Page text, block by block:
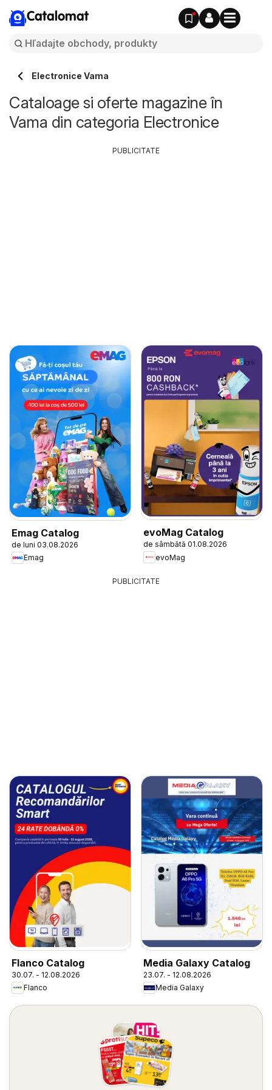
Catalomat
Electronice Vama
Cataloage si oferte magazine în
Vama din categoria Electronice
Emag Catalog
de luni 03.08.2026
Emag
evoMag Catalog
de sâmbătă 01.08.2026
evoMag
PUBLICITATE
PUBLICITATE
Flanco Catalog
30.07. - 12.08.2026
Flanco
Media Galaxy Catalog
23.07. - 12.08.2026
Media Galaxy